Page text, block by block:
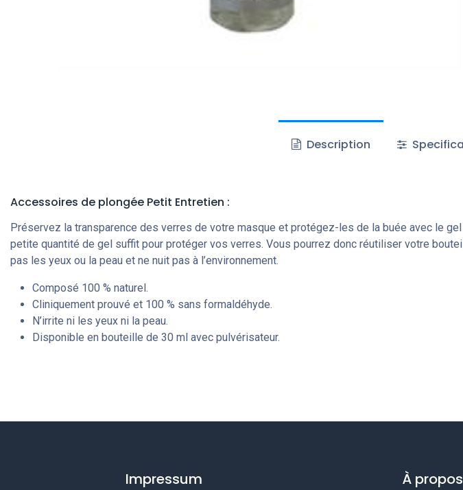
Description
Accessoires de plongée Petit Entretien :
Préservez la transparence des verres de votre masque et protégez-les de la buée avec le gel
petite quantité de gel suffit pour protéger vos verres. Vous pourrez donc réutiliser votre
pas les yeux ou la peau et ne nuit pas à l’environnement.
Composé 100 % naturel.
Cliniquement prouvé et 100 % sans formaldéhyde.
N’irrite ni les yeux ni la peau.
Disponible en bouteille de 30 ml avec pulvérisateur.
Impressum À propos